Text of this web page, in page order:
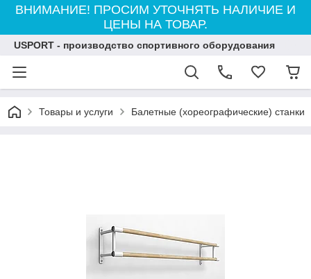
ВНИМАНИЕ! ПРОСИМ УТОЧНЯТЬ НАЛИЧИЕ И
ЦЕНЫ НА ТОВАР.
USPORT - производство спортивного оборудования
Товары и услуги Балетные (хореографические) станки